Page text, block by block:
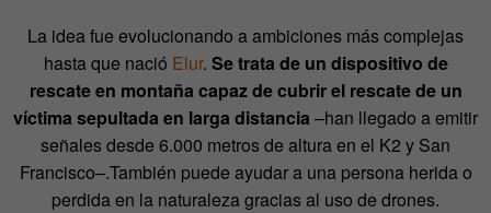
La idea fue evolucionando a ambiciones más complejas
hasta que nació Elur. Se trata de un dispositivo de
rescate en montaña capaz de cubrir el rescate de un
víctima sepultada en larga distancia –han llegado a emitir
señales desde 6.000 metros de altura en el K2 y San
Francisco–.También puede ayudar a una persona herida o
perdida en la naturaleza gracias al uso de drones.